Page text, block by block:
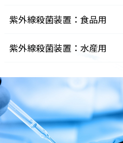
紫外線殺菌装置：食品用
紫外線殺菌装置：水産用